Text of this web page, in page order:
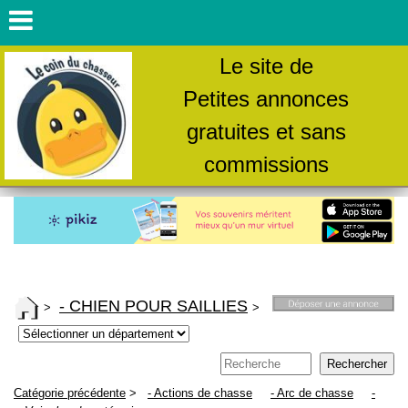
Le site de
Petites annonces
gratuites et sans
commissions
> - CHIEN POUR SAILLIES >
Catégorie précédente > - Actions de chasse - Arc de chasse
-